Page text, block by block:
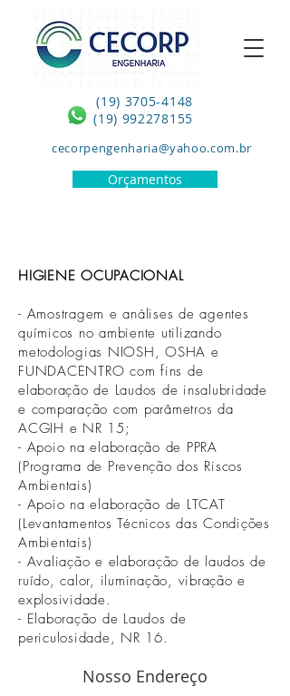
(19) 3705-4148
(19) 992278155
cecorpengenharia@yahoo.com.br
Orçamentos
HIGIENE OCUPACIONAL
- Amostragem e análises de agentes
químicos no ambiente utilizando
metodologias NIOSH, OSHA e
FUNDACENTRO com fins de
elaboração de Laudos de insalubridade
e comparação com parâmetros da
ACGIH e NR 15;
- Apoio na elaboração de PPRA
(Programa de Prevenção dos Riscos
Ambientais)
- Apoio na elaboração de LTCAT
(Levantamentos Técnicos das Condições
Ambientais)
- Avaliação e elaboração de laudos de
ruído, calor, iluminação, vibração e
explosividade.
- Elaboração de Laudos de
periculosidade, NR 16.
Nosso Endereço